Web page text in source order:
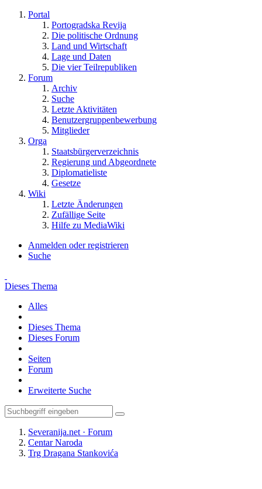
Portal
Portogradska Revija
Die politische Ordnung
Land und Wirtschaft
Lage und Daten
Die vier Teilrepubliken
Forum
Archiv
Suche
Letzte Aktivitäten
Benutzergruppenbewerbung
Mitglieder
Orga
Staatsbürgerverzeichnis
Regierung und Abgeordnete
Diplomatieliste
Gesetze
Wiki
Letzte Änderungen
Zufällige Seite
Hilfe zu MediaWiki
Anmelden oder registrieren
Suche
Dieses Thema
Alles
Dieses Thema
Dieses Forum
Seiten
Forum
Erweiterte Suche
Severanija.net · Forum
Centar Naroda
Trg Dragana Stankovića